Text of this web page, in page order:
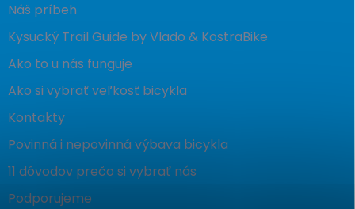
Náš príbeh
Kysucký Trail Guide by Vlado & KostraBike
Ako to u nás funguje
Ako si vybrať veľkosť bicykla
Kontakty
Povinná i nepovinná výbava bicykla
11 dôvodov prečo si vybrať nás
Podporujeme